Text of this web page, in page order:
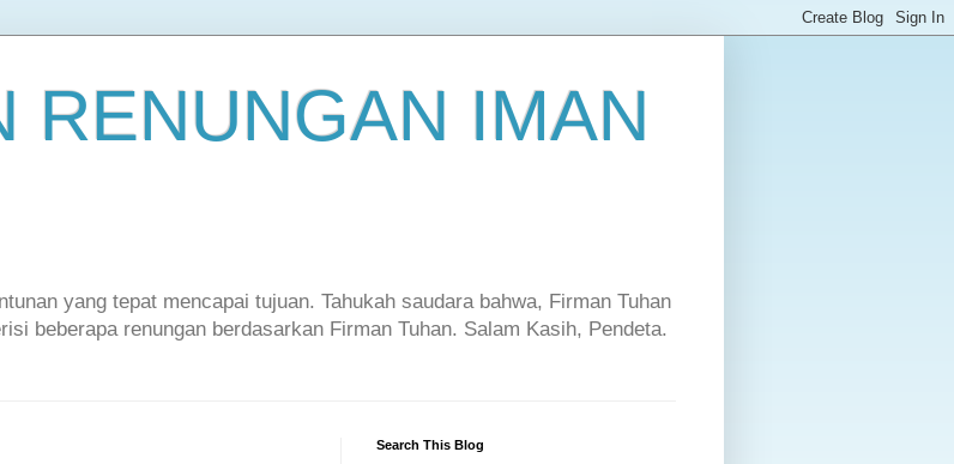
RENUNGAN IMAN
yang tepat mencapai tujuan. Tahukah saudara bahwa, Firman Tuhan
beberapa renungan berdasarkan Firman Tuhan. Salam Kasih, Pendeta.
Search This Blog